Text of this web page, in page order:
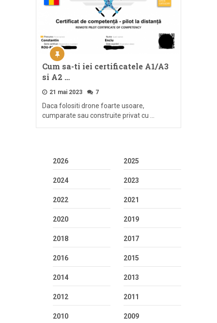
Cum sa-ti iei certificatele A1/A3
si A2 …
21 mai 2023 7
Daca folositi drone foarte usoare,
cumparate sau construite privat cu …
2026 2025
2024 2023
2022 2021
2020 2019
2018 2017
2016 2015
2014 2013
2012 2011
2010 2009